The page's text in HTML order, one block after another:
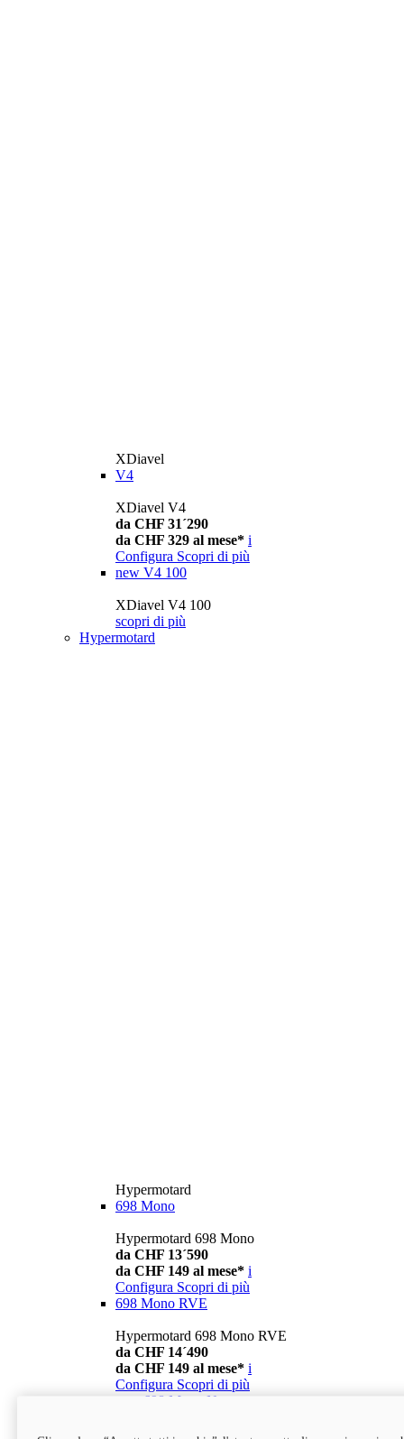
XDiavel
V4
XDiavel V4
da CHF 31´290
da CHF 329 al mese* i
Configura Scopri di più
new V4 100
XDiavel V4 100
scopri di più
Hypermotard
Hypermotard
698 Mono
Hypermotard 698 Mono
da CHF 13´590
da CHF 149 al mese* i
Configura Scopri di più
698 Mono RVE
Hypermotard 698 Mono RVE
da CHF 14´490
da CHF 149 al mese* i
Configura Scopri di più
698 Mono Nera
Hypermotard 698 Mono Nera